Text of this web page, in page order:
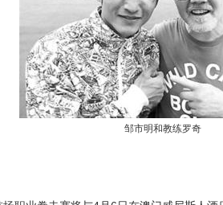
邹市明和教练罗奇